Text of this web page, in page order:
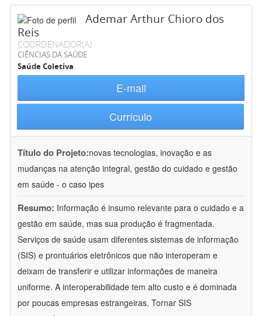
Ademar Arthur Chioro dos
Reis
COORDENADOR(A)
CIÊNCIAS DA SAÚDE
Saúde Coletiva
E-mail
Currículo
Título do Projeto:novas tecnologias, inovação e as
mudanças na atenção integral, gestão do cuidado e gestão
em saúde - o caso ipes
Resumo: Informação é insumo relevante para o cuidado e a
gestão em saúde, mas sua produção é fragmentada.
Serviços de saúde usam diferentes sistemas de informação
(SIS) e prontuários eletrônicos que não interoperam e
deixam de transferir e utilizar informações de maneira
uniforme. A interoperabilidade tem alto custo e é dominada
por poucas empresas estrangeiras. Tornar SIS